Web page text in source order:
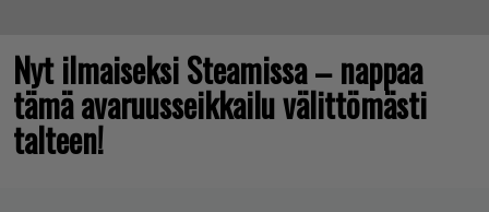
Nyt ilmaiseksi Steamissa – nappaa
tämä avaruusseikkailu välittömästi
talteen!